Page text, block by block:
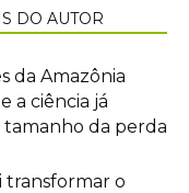
DO AUTOR
da Amazônia
a ciência já
da perda
transformar o